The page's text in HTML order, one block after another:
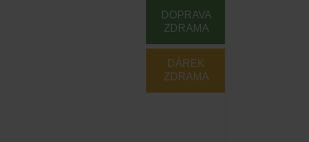
DOPRAVA
ZDRAMA
DÁREK
ZDRAMA